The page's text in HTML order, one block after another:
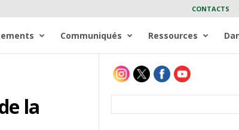
CONTACTS
Communiqués Ressources
la